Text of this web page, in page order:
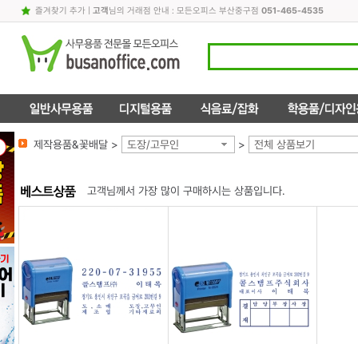
즐겨찾기 추가| 고객님의 거래점 안내 : 모든오피스 부산중구점 051-465-4535
제작용품&꽃배달 > 도장/고무인 > 전체 상품보기
고객님께서 가장 많이 구매하시는 상품입니다.